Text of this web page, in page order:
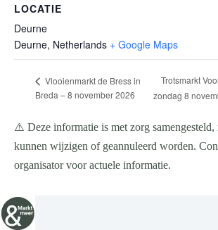
LOCATIE
Deurne
Deurne, Netherlands + Google Maps
Vlooienmarkt de Bress in
Breda – 8 november 2026
Trotsmarkt
zondag 8
⚠️ Deze informatie is met zorg samengesteld,
kunnen wijzigen of geannuleerd worden.
organisator voor actuele informatie.